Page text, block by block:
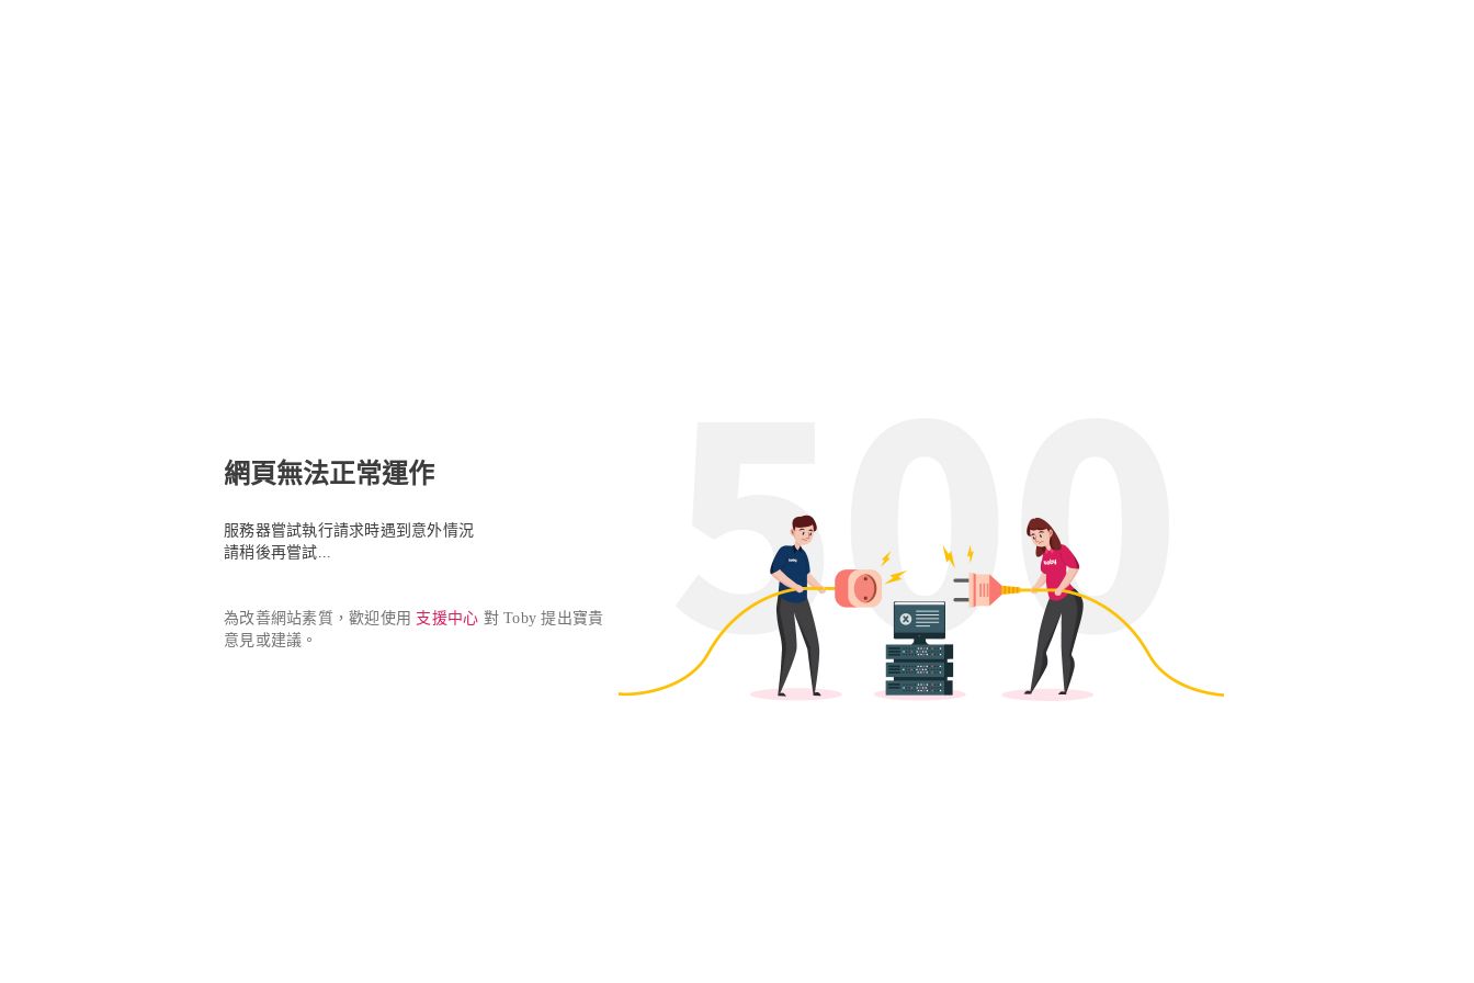
網頁無法正常運作
服務器嘗試執行請求時遇到意外情況
請稍後再嘗試...
為改善網站素質，歡迎使用 支援中心 對 Toby 提出寶貴
意見或建議。